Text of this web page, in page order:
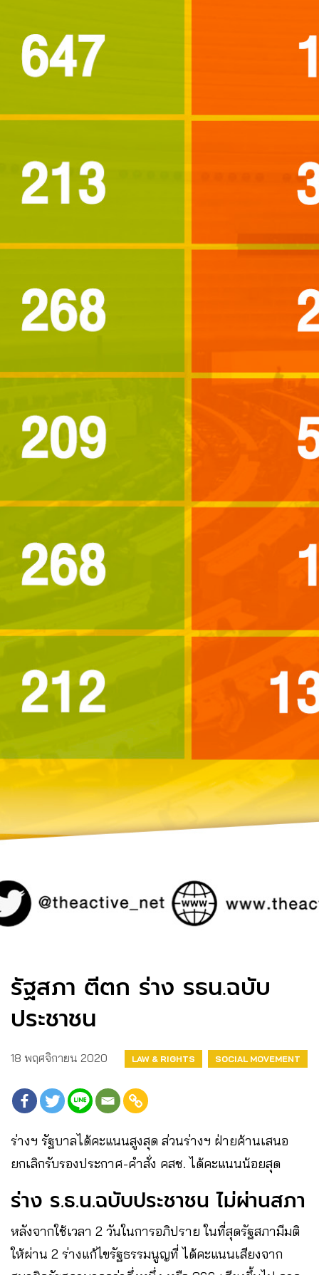
รัฐสภา ตีตก ร่าง รธน.ฉบับ
ประชาชน
18 พฤศจิกายน 2020 LAW & RIGHTS SOCIAL MOVEMENT
ร่างฯ รัฐบาลได้คะแนนสูงสุด ส่วนร่างฯ ฝ่ายค้านเสนอ
ยกเลิกรับรองประกาศ-คำสั่ง คสช. ได้คะแนนน้อยสุด
ร่าง ร.ธ.น.ฉบับประชาชน ไม่ผ่านสภา
หลังจากใช้เวลา 2 วันในการอภิปราย ในที่สุดรัฐสภามีมติ
ให้ผ่าน 2 ร่างแก้ไขรัฐธรรมนูญที่ ได้คะแนนเสียงจาก